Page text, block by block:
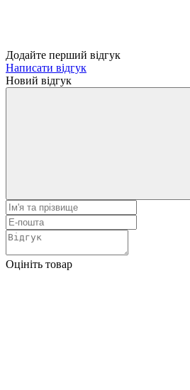
Додайте перший відгук
Написати відгук
Новий відгук
Оцініть товар